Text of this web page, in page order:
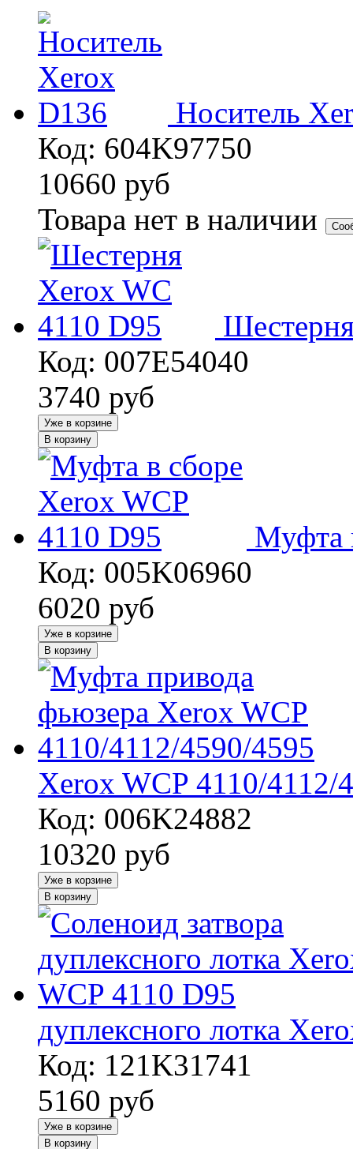
Носитель
Код: 604K97750
10660 руб
Товара нет в наличии
Код: 007E54040
3740 руб
Уже в корзине
В корзину
Муфта
Код: 005K06960
6020 руб
Уже в корзине
В корзину
Xerox WCP 4110/4112/
Код: 006K24882
10320 руб
Уже в корзине
В корзину
дуплексного лотка
Код: 121K31741
5160 руб
Уже в корзине
В корзину